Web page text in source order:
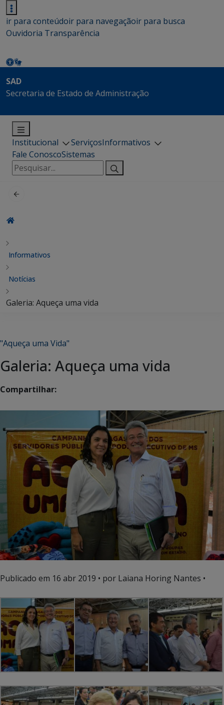
ir para conteúdoir para navegaçãoir para busca
Ouvidoria Transparência
SAD
Secretaria de Estado de Administração
Institucional ServiçosInformativos
Fale ConoscoSistemas
Pesquisar
por:
Informativos
Notícias
Galeria: Aqueça uma vida
"Aqueça uma Vida"
Galeria: Aqueça uma vida
Compartilhar:
Publicado em 16 abr 2019 • por Laiana Horing Nantes •